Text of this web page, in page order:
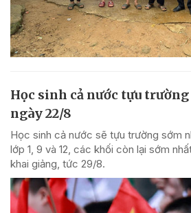
Học sinh cả nước tựu
ngày 22/8
Học sinh cả nước sẽ tựu trường sớm
lớp 1, 9 và 12, các khối còn lại sớm
khai giảng, tức 29/8.